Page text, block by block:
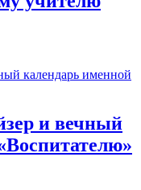
и вечный